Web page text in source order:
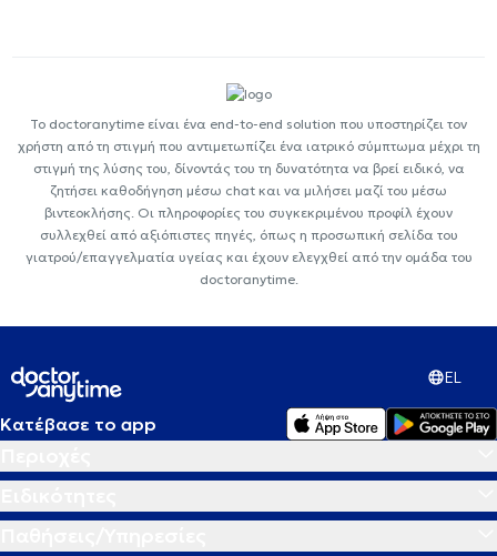
Το doctoranytime είναι ένα end-to-end solution που υποστηρίζει τον
χρήστη από τη στιγμή που αντιμετωπίζει ένα ιατρικό σύμπτωμα μέχρι τη
στιγμή της λύσης του, δίνοντάς του τη δυνατότητα να βρεί ειδικό, να
ζητήσει καθοδήγηση μέσω chat και να μιλήσει μαζί του μέσω
βιντεοκλήσης. Οι πληροφορίες του συγκεκριμένου προφίλ έχουν
συλλεχθεί από αξιόπιστες πηγές, όπως η προσωπική σελίδα του
γιατρού/επαγγελματία υγείας και έχουν ελεγχθεί από την ομάδα του
doctoranytime.
EL
Κατέβασε το app